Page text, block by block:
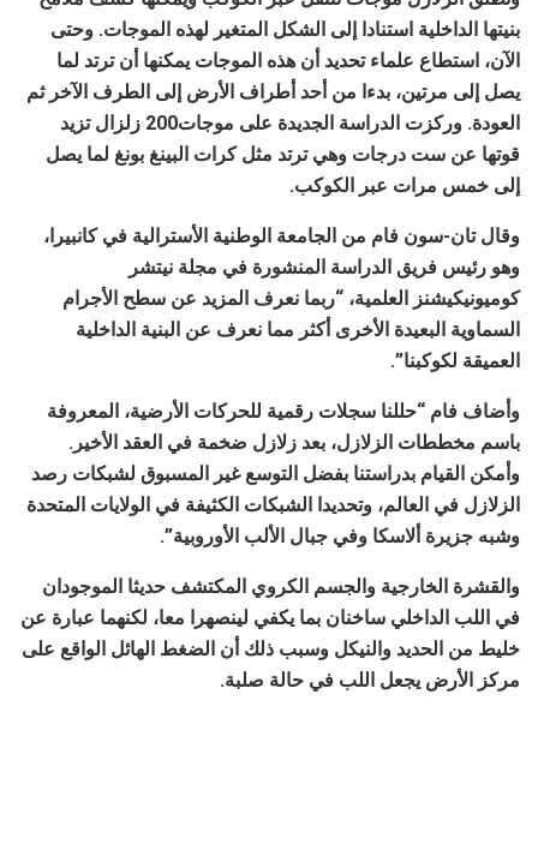
بنيتها الداخلية استنادا إلى الشكل المتغير لهذه الموجات. وحتى
الآن، استطاع علماء تحديد أن هذه الموجات يمكنها أن ترتد لما
يصل إلى مرتين، بدءا من أحد أطراف الأرض إلى الطرف الآخر ثم
العودة. وركزت الدراسة الجديدة على موجات
200 زلزال تزيد
قوتها عن ست درجات وهي ترتد مثل كرات البينغ بونغ لما يصل
إلى خمس مرات عبر الكوكب.
وقال تان-سون فام من الجامعة الوطنية الأسترالية في كانبيرا،
وهو رئيس فريق الدراسة المنشورة في مجلة نيتشر
كوميونيكيشنز العلمية، “ربما نعرف المزيد عن سطح الأجرام
السماوية البعيدة الأخرى أكثر مما نعرف عن البنية الداخلية
العميقة لكوكبنا”.
وأضاف فام “حللنا سجلات رقمية للحركات الأرضية، المعروفة
باسم مخططات الزلازل، بعد زلازل ضخمة في العقد الأخير.
وأمكن القيام بدراستنا بفضل التوسع غير المسبوق لشبكات رصد
الزلازل في العالم، وتحديدا الشبكات الكثيفة في الولايات المتحدة
وشبه جزيرة ألاسكا وفي جبال الألب الأوروبية”.
والقشرة الخارجية والجسم الكروي المكتشف حديثا الموجودان
في اللب الداخلي ساخنان بما يكفي لينصهرا معا، لكنهما عبارة عن
خليط من الحديد والنيكل وسبب ذلك أن الضغط الهائل الواقع على
مركز الأرض يجعل اللب في حالة صلبة.